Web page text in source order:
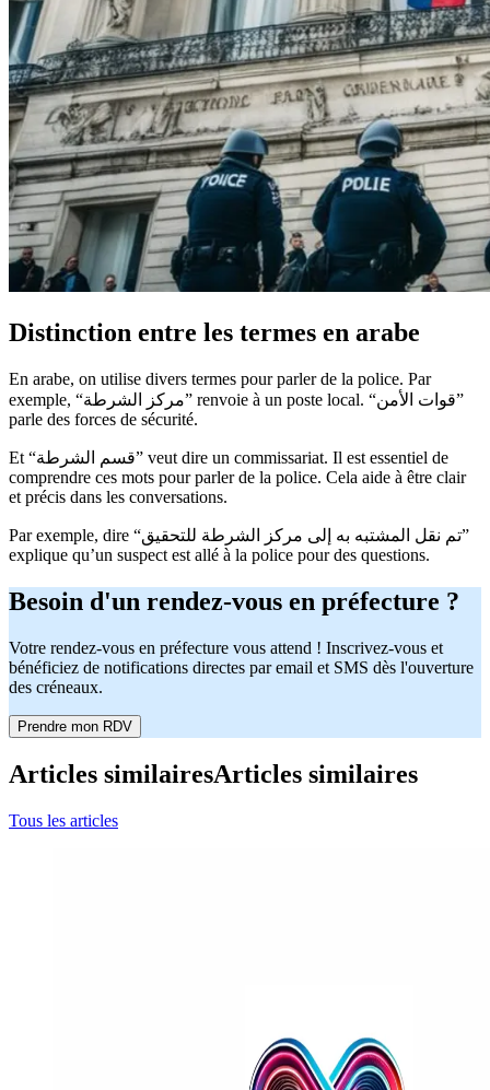
Distinction entre les termes en arabe
En arabe, on utilise divers termes pour parler de la police. Par
exemple, “مركز الشرطة” renvoie à un poste local. “قوات الأمن”
parle des forces de sécurité.
Et “قسم الشرطة” veut dire un commissariat. Il est essentiel de
comprendre ces mots pour parler de la police. Cela aide à être clair
et précis dans les conversations.
Par exemple, dire “تم نقل المشتبه به إلى مركز الشرطة للتحقيق”
explique qu’un suspect est allé à la police pour des questions.
Besoin d'un rendez-vous en préfecture ?
Votre rendez-vous en préfecture vous attend ! Inscrivez-vous et
bénéficiez de notifications directes par email et SMS dès l'ouverture
des créneaux.
Prendre mon RDV
Articles similairesArticles similaires
Tous les articles